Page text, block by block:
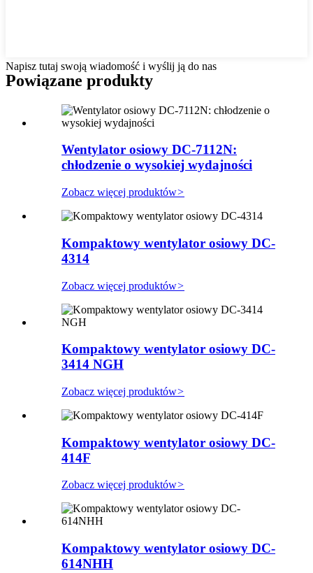
Napisz tutaj swoją wiadomość i wyślij ją do nas
Powiązane produkty
Wentylator osiowy DC-7112N:
chłodzenie o wysokiej wydajności
Zobacz więcej produktów>
Kompaktowy wentylator osiowy DC-
4314
Zobacz więcej produktów>
Kompaktowy wentylator osiowy DC-
3414 NGH
Zobacz więcej produktów>
Kompaktowy wentylator osiowy DC-
414F
Zobacz więcej produktów>
Kompaktowy wentylator osiowy DC-
614NHH